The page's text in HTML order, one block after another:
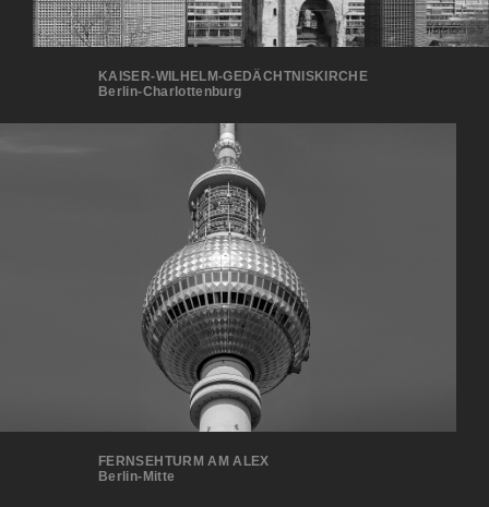
KAISER-WILHELM-GEDÄCHTNISKIRCHE
Berlin-Charlottenburg
FERNSEHTURM AM ALEX
Berlin-Mitte